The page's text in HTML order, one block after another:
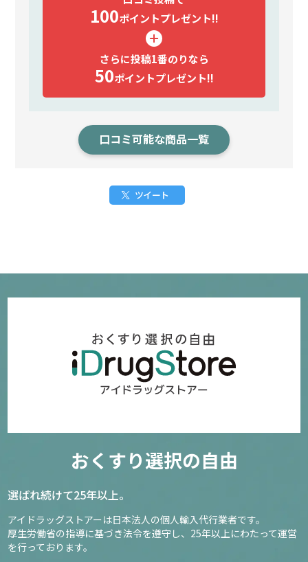
100ポイントプレゼント!!
さらに投稿1番のりなら
50ポイントプレゼント!!
口コミ可能な商品一覧
ツイート
おくすり選択の自由
選ばれ続けて25年以上。
アイドラッグストアーは日本法人の個人輸入代行業者です。
厚生労働省の指導に基づき法令を遵守し、 25年以上にわたって運営
を行っております。